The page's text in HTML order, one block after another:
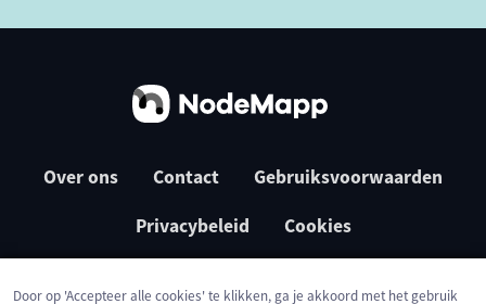
Over ons Contact Gebruiksvoorwaarden
Privacybeleid Cookies
Door op 'Accepteer alle cookies' te klikken, ga je akkoord met het gebruik